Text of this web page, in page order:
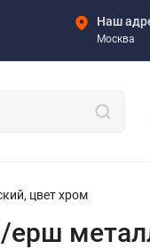
Наш
Москва
цвет хром